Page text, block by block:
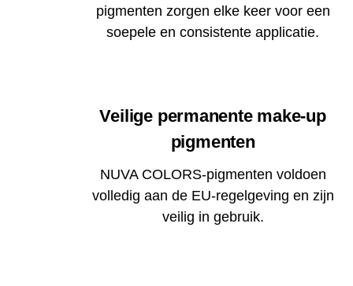
pigmenten zorgen elke keer voor een
soepele en consistente applicatie.
Veilige permanente make-up
pigmenten
NUVA COLORS-pigmenten voldoen
volledig aan de EU-regelgeving en zijn
veilig in gebruik.